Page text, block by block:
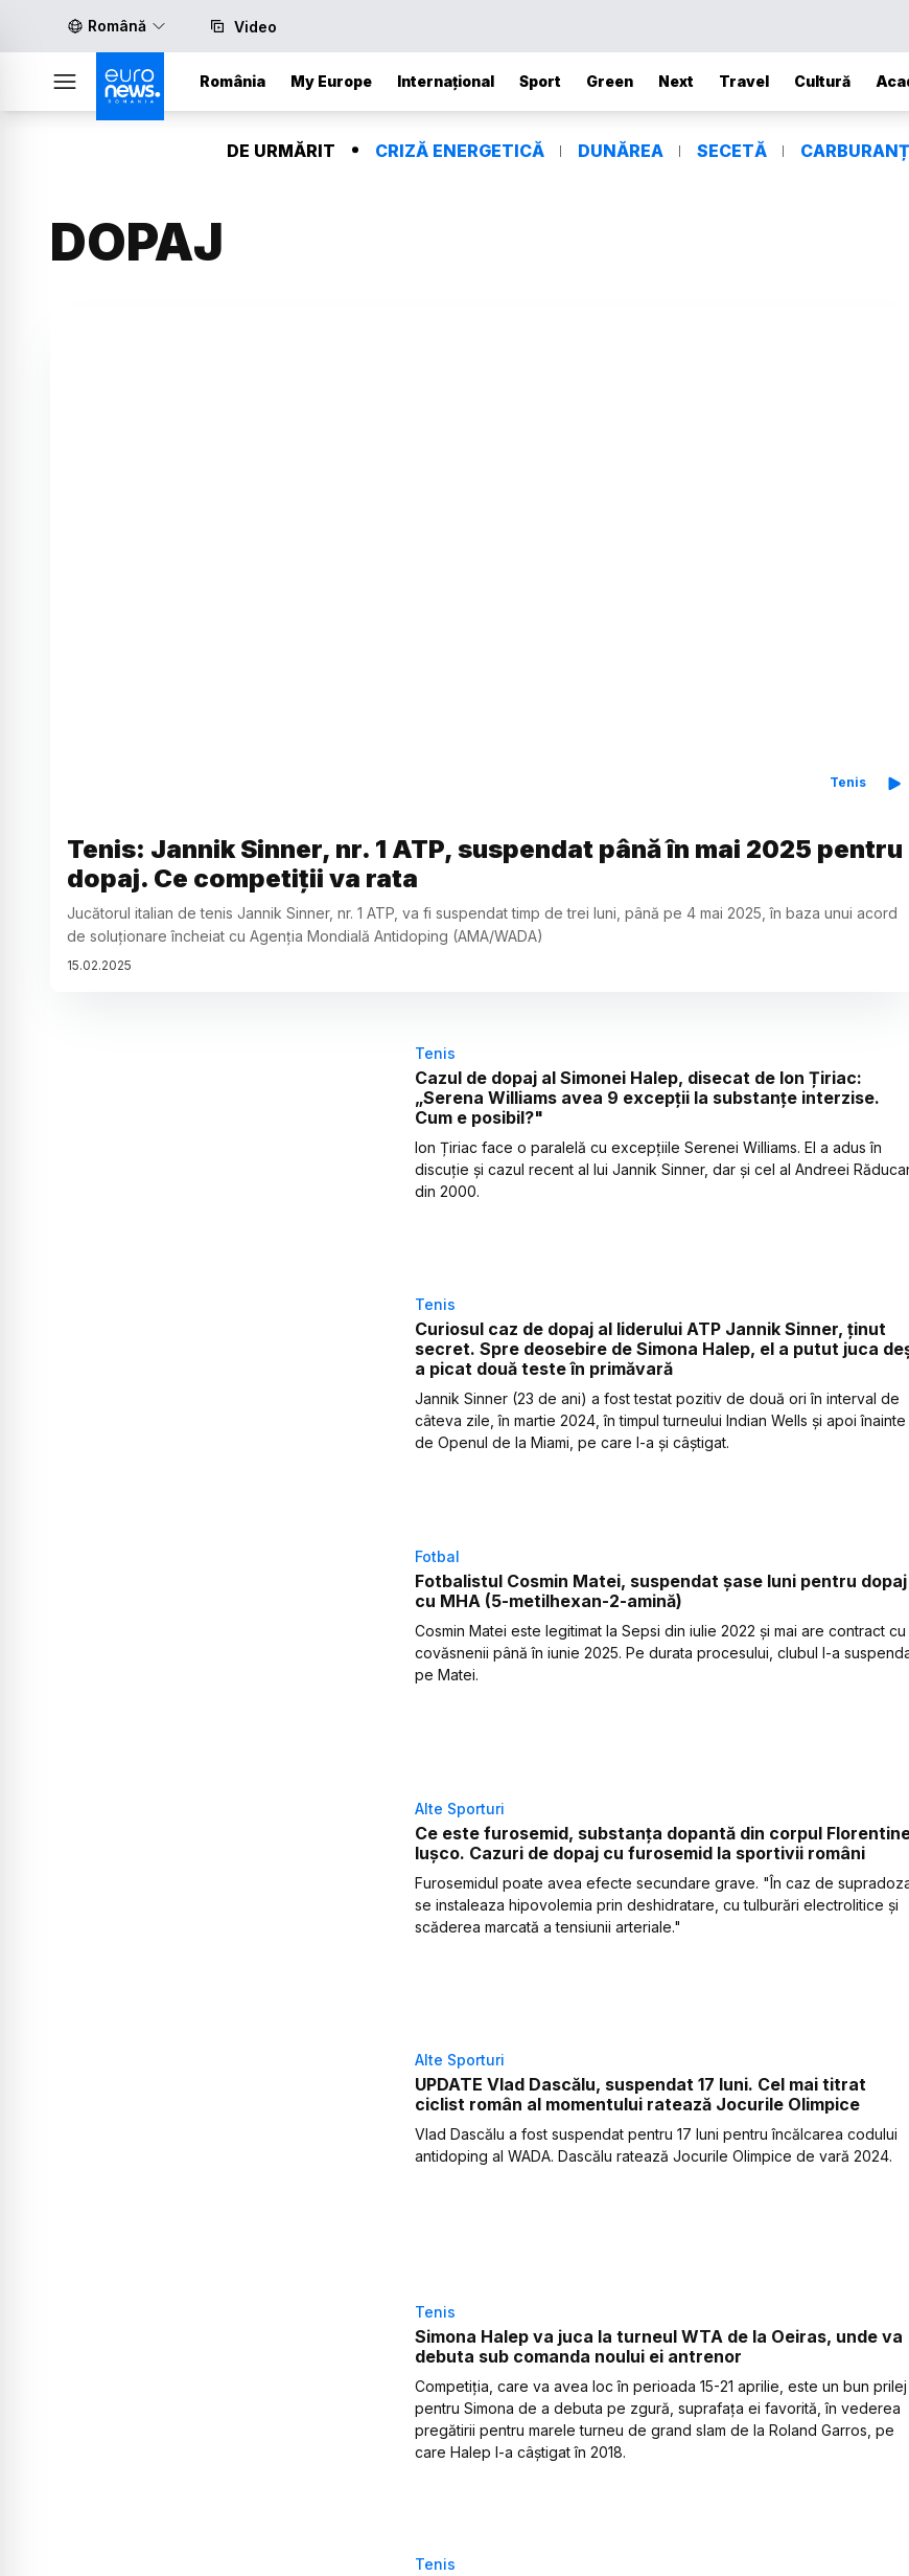
Română Video
România My Europe Internațional Sport Green Next Travel Cultură
DE URMĂRIT CRIZĂ ENERGETICĂ DUNĂREA SECETĂ
DOPAJ
Tenis
Tenis: Jannik Sinner, nr. 1 ATP, suspendat până în mai 2025 pentru
dopaj. Ce competiții va rata
Jucătorul italian de tenis Jannik Sinner, nr. 1 ATP, va fi suspendat timp de trei luni, până pe 4 mai 2025, în baza unui acord
de soluționare încheiat cu Agenția Mondială Antidoping (AMA/WADA)
15.02.2025
Tenis
Cazul de dopaj al Simonei Halep, disecat de Ion Țiriac:
„Serena Williams avea 9 excepții la substanțe interzise.
Cum e posibil?"
Ion Țiriac face o paralelă cu excepțiile Serenei Williams. El a adus în
discuție și cazul recent al lui Jannik Sinner, dar și cel al Andreei
din 2000.
Tenis
Curiosul caz de dopaj al liderului ATP Jannik Sinner, ținut
secret. Spre deosebire de Simona Halep, el a putut juca
a picat două teste în primăvară
Jannik Sinner (23 de ani) a fost testat pozitiv de două ori în interval de
câteva zile, în martie 2024, în timpul turneului Indian Wells și apoi înainte
de Openul de la Miami, pe care l-a și câștigat.
Fotbal
Fotbalistul Cosmin Matei, suspendat șase luni pentru dopaj
cu MHA (5-metilhexan-2-amină)
Cosmin Matei este legitimat la Sepsi din iulie 2022 și mai are contract cu
covăsnenii până în iunie 2025. Pe durata procesului, clubul l-a
pe Matei.
Alte Sporturi
Ce este furosemid, substanța dopantă din corpul
Iușco. Cazuri de dopaj cu furosemid la sportivii români
Furosemidul poate avea efecte secundare grave. "În caz de
se instaleaza hipovolemia prin deshidratare, cu tulburări electrolitice și
scăderea marcată a tensiunii arteriale."
Alte Sporturi
UPDATE Vlad Dascălu, suspendat 17 luni. Cel mai titrat
ciclist român al momentului ratează Jocurile Olimpice
Vlad Dascălu a fost suspendat pentru 17 luni pentru încălcarea codului
antidoping al WADA. Dascălu ratează Jocurile Olimpice de vară 2024.
Tenis
Simona Halep va juca la turneul WTA de la Oeiras, unde va
debuta sub comanda noului ei antrenor
Competiția, care va avea loc în perioada 15-21 aprilie, este un bun prilej
pentru Simona de a debuta pe zgură, suprafața ei favorită, în vederea
pregătirii pentru marele turneu de grand slam de la Roland Garros, pe
care Halep l-a câștigat în 2018.
Tenis